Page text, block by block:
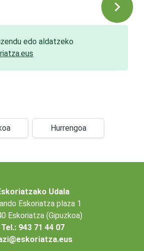
edo aldatzeko
Hurrengoa
Udala
Eskoriatza plaza 1
Eskoriatza (Gipuzkoa)
Tel.: 943 71 44 07